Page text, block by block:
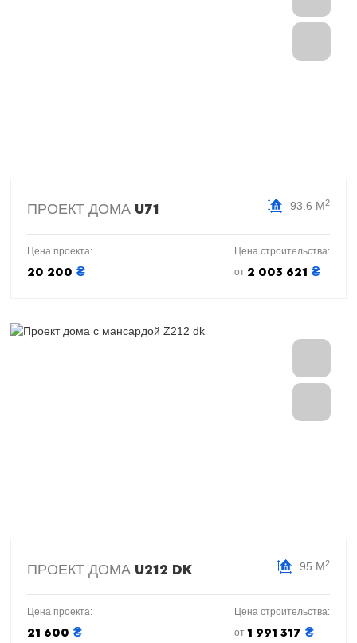
ПРОЕКТ ДОМА U71 93.6 М2
Цена проекта:
20 200 ₴
Цена строительства:
от 2 003 621 ₴
ПРОЕКТ ДОМА U212 DK 95 М2
Цена проекта:
21 600 ₴
Цена строительства:
от 1 991 317 ₴